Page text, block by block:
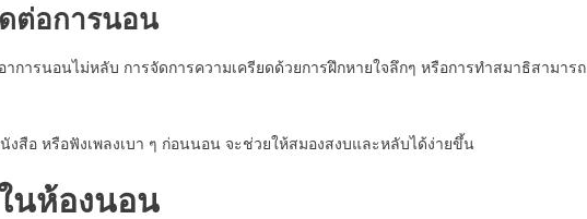
ต่อการนอน
การนอนไม่หลับ การจัดการความเครียดด้วยการฝึกหายใจลึกๆ หรือการทำสมาธิสามารถ
สือ หรือฟังเพลงเบา ๆ ก่อนนอน จะช่วยให้สมองสงบและหลับได้ง่ายขึ้น
นห้องนอน